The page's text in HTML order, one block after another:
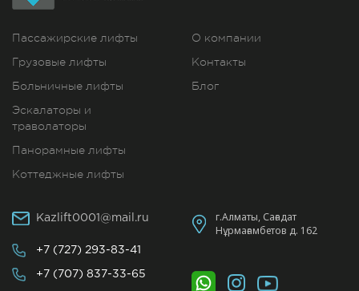
Пассажирские лифты
Грузовые лифты
Больничные лифты
Эскалаторы и
траволаторы
Панорамные лифты
Коттеджные лифты
О компании
Контакты
Блог
Kazlift0001@mail.ru
+7 (727) 293-83-41
+7 (707) 837-33-65
г.Алматы, Сағадат
Нұрмағамбетов д. 162